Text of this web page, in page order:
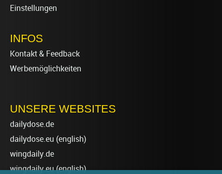
Einstellungen
INFOS
Kontakt & Feedback
Werbemöglichkeiten
UNSERE WEBSITES
dailydose.de
dailydose.eu (english)
wingdaily.de
wingdaily.eu(english)